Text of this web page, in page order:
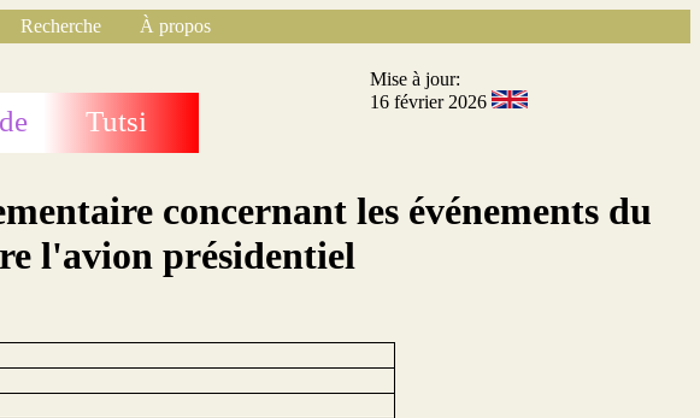
Recherche
À propos
Tutsi
Mise à jour:
16 février 2026
concernant les événements du
l'avion présidentiel